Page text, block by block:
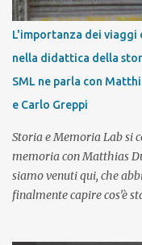
L'importanza dei viaggi
nella didattica della
SML ne parla con
e Carlo Greppi
Storia e Memoria Lab si
memoria con Matthias
siamo venuti qui, che
finalmente capire cos’è